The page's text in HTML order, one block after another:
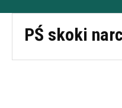
PŚ skoki